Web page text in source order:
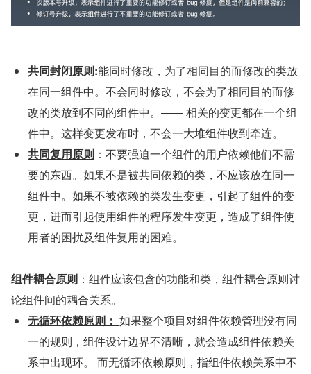
共同封闭原则:能同时修改，为了相同目的而修改的类放
在同一组件中。不会同时修改，不会为了相同目的而修
改的类放到不同的组件中。—— 相关的变更都在一个组
件中。这样变更发布时，不会一大堆组件收到牵连。
共同复用原则 ：不要强迫一个组件的用户依赖他们不需
要的东西。如果不是被共同依赖的类，不应该放在同一
组件中。如果不被依赖的类发生变更，引起了组件的变
更，进而引起使用组件的程序发生变更，造成了组件使
用者的困扰及组件复用的困难。
组件耦合原则 ：组件应该包含的功能和类，组件耦合原则讨
论组件间的耦合关系。
无循环依赖原则： 如果整个项目对组件依赖管理没有同
一的规则，组件设计边界不清晰，就会造成组件依赖关
系中出现环。 而无循环依赖原则，指组件依赖关系中不